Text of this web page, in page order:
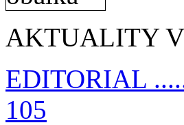
AKTUALITY
EDITORIAL
105